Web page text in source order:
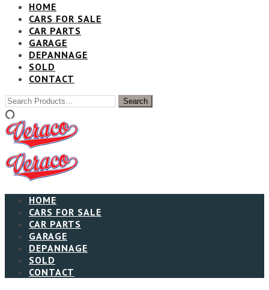
HOME
CARS FOR SALE
CAR PARTS
GARAGE
DEPANNAGE
SOLD
CONTACT
HOME
CARS FOR SALE
CAR PARTS
GARAGE
DEPANNAGE
SOLD
CONTACT